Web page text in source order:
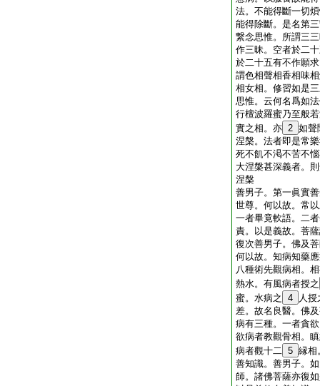
法。不能得斷一切
能得除斷。是名第
繋念思惟。所謂三
作三昧。空者於二
於二十五有不作願
謂色相聲相香相味
相女相。修習如是
思惟。云何名爲如
行檀波羅蜜乃至般
實之相。亦 2 如聲
涅槃。法者即是常
死不飢不渇不苦不
大涅槃甚深義者。
涅槃
善男子。第一眞實
世尊。何以故。常
一者畢竟軟語。二
責。以是義故。菩
復次善男子。佛及
何以故。知病知藥
八種術先觀病相。
熱水。有風病者授之
蜜。水病之
4
人
差。故名良醫。佛
病有三種。一者貪
欲病者教觀骨相。
病者觀十二 5 縁相
善知識。善男子。
師。諸佛菩薩亦復